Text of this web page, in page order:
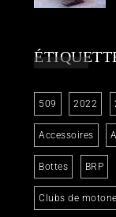
509 2022
Accessoires
Bottes BRP
Clubs de